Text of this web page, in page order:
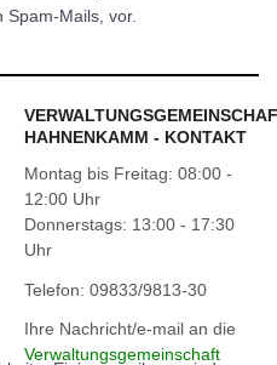
Mails, vor.
HAHNENKAMM - KONTAKT
Montag bis Freitag: 08:00 -
12:00 Uhr
Donnerstags: 13:00 - 17:30
Uhr
Telefon: 09833/9813-30
Ihre Nachricht/e-mail an die
Verwaltungsgemeinschaft